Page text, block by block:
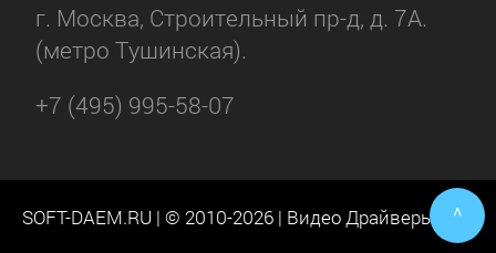
г. Москва, Строительный пр-д, д. 7А.
(метро Тушинская).
+7 (495) 995-58-07
SOFT-DAEM.RU | © 2010-2026 | Видео Драйверы ^